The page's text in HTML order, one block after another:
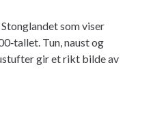
som viser
Tun, naust og
gir et rikt bilde av